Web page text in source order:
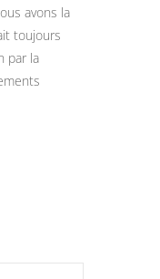
avons la
toujours
par la